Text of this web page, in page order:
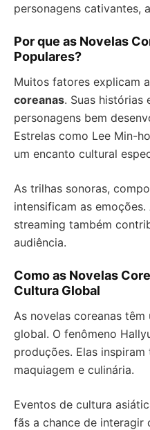
personagens cativantes,
Por que as Novelas
Populares?
Muitos fatores explicam a
coreanas. Suas histórias
personagens bem
Estrelas como Lee Min-
um encanto cultural
As trilhas sonoras,
intensificam as
streaming também
audiência.
Como as Novelas
Cultura Global
As novelas coreanas
global. O fenômeno
produções. Elas
maquiagem e culinária.
Eventos de cultura
fãs a chance de interagir